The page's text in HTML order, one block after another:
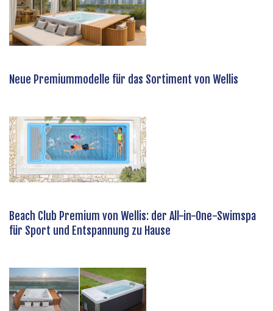
Neue Premiummodelle für das Sortiment von Wellis
Beach Club Premium von Wellis: der All-in-One-Swimspa
für Sport und Entspannung zu Hause